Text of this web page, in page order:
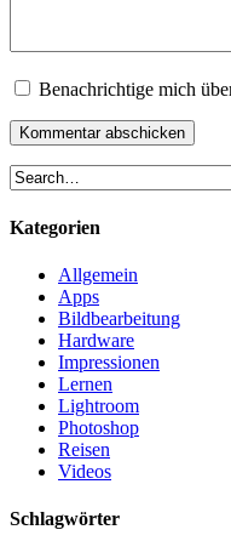
Benachrichtige mich
Kategorien
Allgemein
Apps
Bildbearbeitung
Hardware
Impressionen
Lernen
Lightroom
Photoshop
Reisen
Videos
Schlagwörter